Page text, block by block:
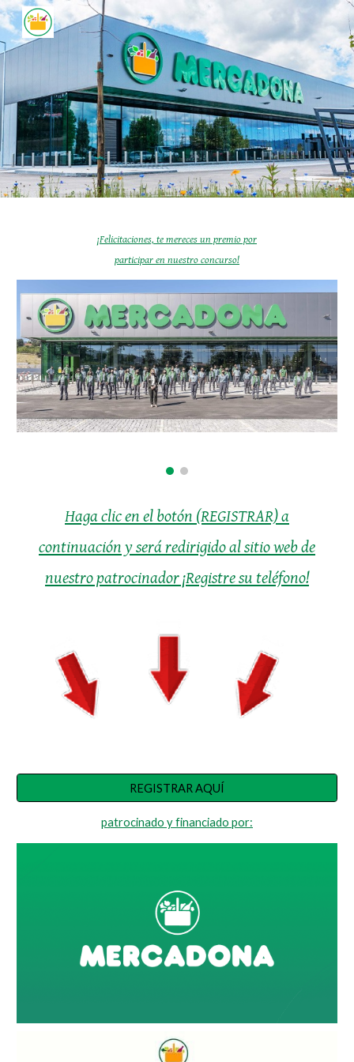
Skip to main content Skip to navigation
¡Felicitaciones, te mereces un premio por
participar en nuestro concurso!
Haga clic en el botón (REGISTRAR) a
continuación y será redirigido al sitio web de
nuestro patrocinador ¡Registre su teléfono!
REGISTRAR AQUÍ
patrocinado y financiado por: